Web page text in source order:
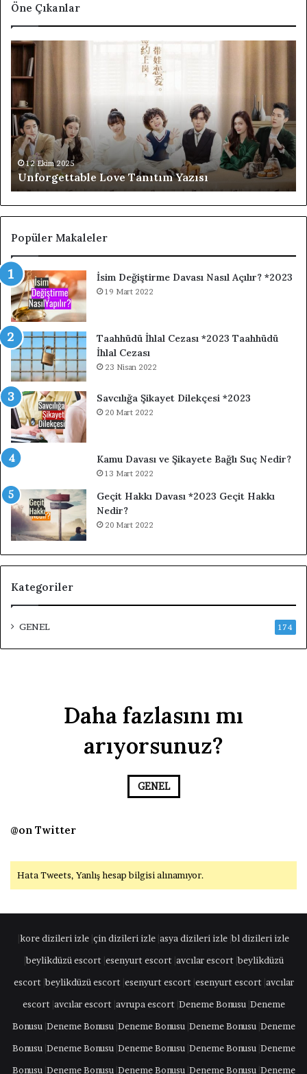
Öne Çıkanlar
Unforgettable
Love
Tanıtım
12 Ekim 2025
Unforgettable Love Tanıtım Yazısı
Popüler Makaleler
İsim Değiştirme Davası Nasıl Açılır? *2023
19 Mart 2022
Taahhüdü İhlal Cezası *2023 Taahhüdü
İhlal Cezası
23 Nisan 2022
Savcılığa Şikayet Dilekçesi *2023
20 Mart 2022
Kamu Davası ve Şikayete Bağlı Suç Nedir?
13 Mart 2022
Geçit Hakkı Davası *2023 Geçit Hakkı
Nedir?
20 Mart 2022
Kategoriler
GENEL 174
Daha fazlasını mı
arıyorsunuz?
GENEL
@on Twitter
Hata Tweets, Yanlış hesap bilgisi alınamıyor.
kore dizileri izle çin dizileri izle asya dizileri izle |bl dizileri izle
|beylikdüzü escort esenyurt escort avcılar escort |beylikdüzü
escort |beylikdüzü escort esenyurt escort esenyurt escort avcılar
escort avcılar escort avrupa escort Deneme Bonusu| Deneme
Bonusu| Deneme Bonusu| Deneme Bonusu| Deneme Bonusu| Deneme
Bonusu| Deneme Bonusu| Deneme Bonusu| Deneme Bonusu| Deneme
Bonusu| Deneme Bonusu| Deneme Bonusu| Deneme Bonusu| Deneme